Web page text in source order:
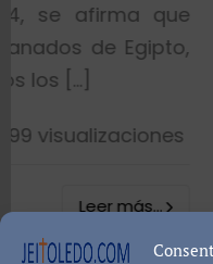
mucho
el fósil
se va